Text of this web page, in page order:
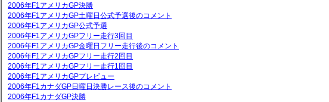
2006年F1アメリカGP決勝
2006年F1アメリカGP土曜日公式予選後のコメント
2006年F1アメリカGP公式予選
2006年F1アメリカGPフリー走行3回目
2006年F1アメリカGP金曜日フリー走行後のコメント
2006年F1アメリカGPフリー走行2回目
2006年F1アメリカGPフリー走行1回目
2006年F1アメリカGPプレビュー
2006年F1カナダGP日曜日決勝レース後のコメント
2006年F1カナダGP決勝